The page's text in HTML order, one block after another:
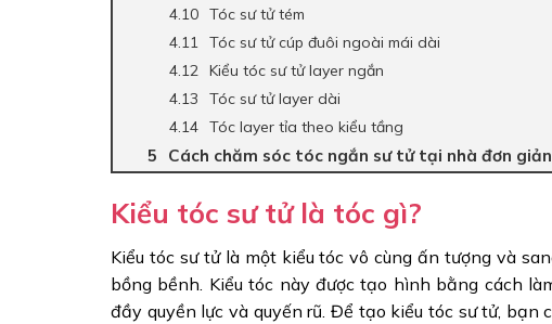
Tóc sư tử tém
Tóc sư tử cúp đuôi ngoài mái dài
Kiểu tóc sư tử layer ngắn
Tóc sư tử layer dài
Tóc layer tỉa theo kiểu tầng
Cách chăm sóc tóc ngắn sư tử tại nhà đơn giản
Kiểu tóc sư tử là tóc gì?
Kiểu tóc sư tử là một kiểu tóc vô cùng ấn tượng và
bồng bềnh. Kiểu tóc này được tạo hình bằng cách
đầy quyền lực và quyến rũ. Để tạo kiểu tóc sư tử, bạn